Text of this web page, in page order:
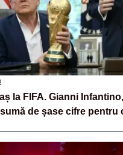
la FIFA. Gianni
de șase cifre pentru